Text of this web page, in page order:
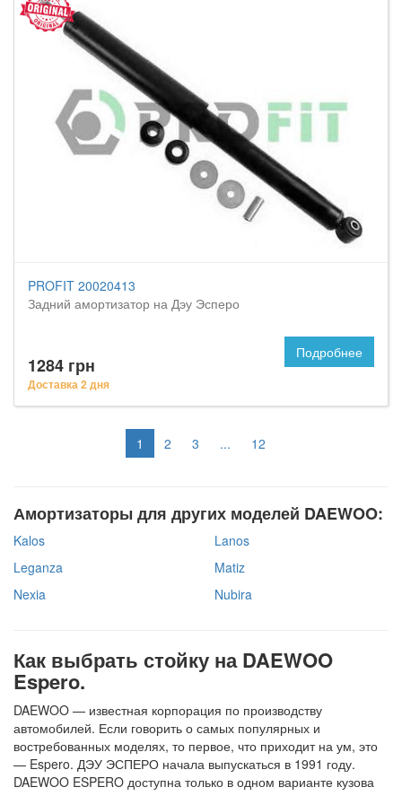
PROFIT 20020413
Задний амортизатор на Дэу Эсперо
1284 грн
Доставка 2 дня
Подробнее
1 2 3 ... 12
Амортизаторы для других моделей DAEWOO:
Kalos
Lanos
Leganza
Matiz
Nexia
Nubira
Как выбрать стойку на DAEWOO
Espero.
DAEWOO — известная корпорация по производству
автомобилей. Если говорить о самых популярных и
востребованных моделях, то первое, что приходит на ум, это
— Espero. ДЭУ ЭСПЕРО начала выпускаться в 1991 году.
DAEWOO ESPERO доступна только в одном варианте кузова